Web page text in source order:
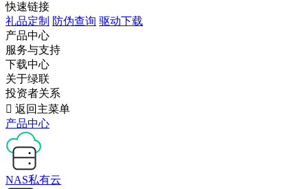
快速链接
礼品定制 防伪查询 驱动下载
产品中心
服务与支持
下载中心
关于绿联
投资者关系
 返回主菜单
产品中心
NAS私有云